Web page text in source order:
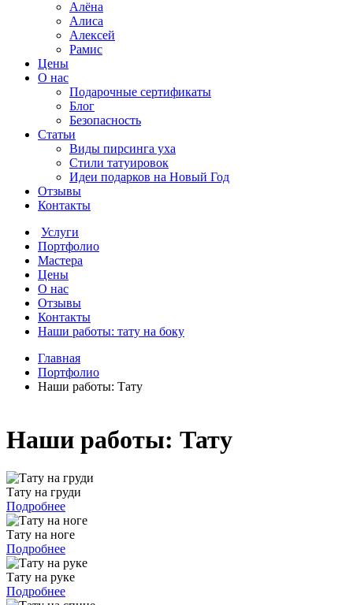
Алёна
Алиса
Алексей
Рамис
Цены
О нас
Подарочные сертификаты
Блог
Безопасность
Статьи
Виды пирсинга уха
Стили татуировок
Идеи подарков на Новый Год
Отзывы
Контакты
Услуги
Портфолио
Мастера
Цены
О нас
Отзывы
Контакты
Наши работы: тату на боку
Главная
Портфолио
Наши работы: Тату
Наши работы: Тату
Тату на груди
Подробнее
Тату на ноге
Подробнее
Тату на руке
Подробнее